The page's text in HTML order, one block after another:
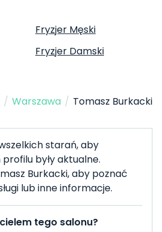
Fryzjer Męski
Fryzjer Damski
/ Warszawa / Tomasz Burkacki
starań, aby
były aktualne.
Burkacki, aby poznać
lub inne informacje.
tego salonu?